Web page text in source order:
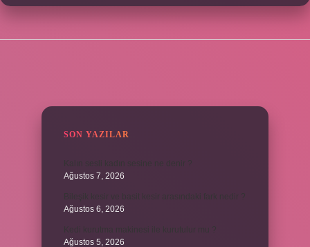
SON YAZILAR
Ağustos 7, 2026
Bileşik kesir ve basit kesir arasındaki fark nedir ?
Ağustos 6, 2026
Ağustos 5, 2026